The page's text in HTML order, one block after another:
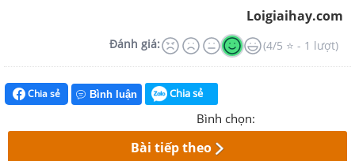
Loigiaihay.com
Đánh giá: (4/5 ⭐ - 1 lượt)
Chia sẻ Bình luận Chia sẻ
Bình chọn:
Bài tiếp theo